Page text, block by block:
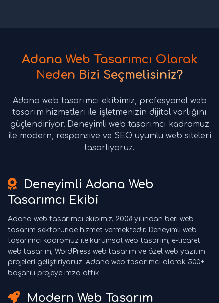
Adana Web Tasarımcı Olarak
Neden Bizi Seçmelisiniz?
Adana web tasarımcı ekibimiz, profesyonel web
tasarım hizmetleri ile işletmenizin dijital varlığını
güçlendiriyor. Deneyimli web tasarımcı kadromuz
ile modern, responsive ve SEO uyumlu web siteleri
tasarlıyoruz.
Deneyimli Adana Web
Tasarımcı Ekibi
Adana web tasarımcı ekibimiz, 2008 yılından beri web
tasarım sektöründe hizmet vermektedir. Deneyimli web
tasarımcı kadromuz ile kurumsal web tasarım, e-ticaret
web tasarım, WordPress web tasarım ve özel web yazılım
projeleri geliştiriyoruz. Adana web tasarımcı olarak 500+
başarılı projeye imza attık.
Modern Web Tasarım